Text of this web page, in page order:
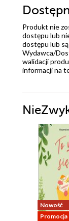
Produkt nie
dostępu lub
dostępu lub
Wydawca/
walidacji
informacji na
Nowość
Promocja